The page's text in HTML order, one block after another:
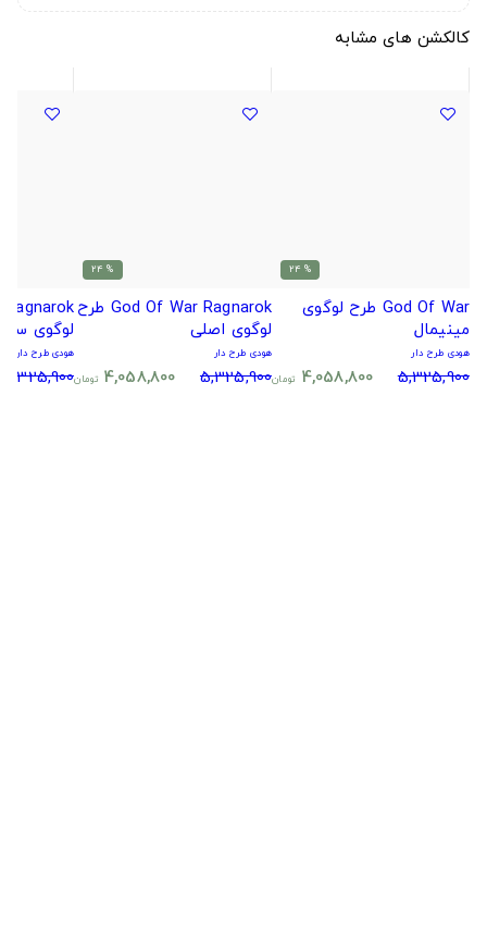
کالکشن های مشابه
% 24
God Of War طرح لوگوی
مینیمال
هودی طرح دار
5,325,900
4,058,800 تومان
% 24
God Of War Ragnarok طرح
لوگوی اصلی
هودی طرح دار
5,325,900
4,058,800 تومان
لوگوی
هودی طرح دار
5,325,900